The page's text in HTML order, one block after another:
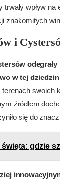
trwały wpływ
znakomitych
i
w tej
terenach swoich
źródłem
się do
święta: gdzie